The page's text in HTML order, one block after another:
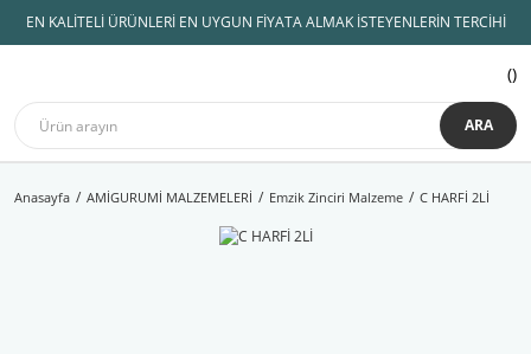
EN KALİTELİ ÜRÜNLERİ EN UYGUN FİYATA ALMAK İSTEYENLERİN TERCİHİ
ARA
Anasayfa AMİGURUMİ MALZEMELERİ Emzik Zinciri Malzeme C HARFİ 2Lİ